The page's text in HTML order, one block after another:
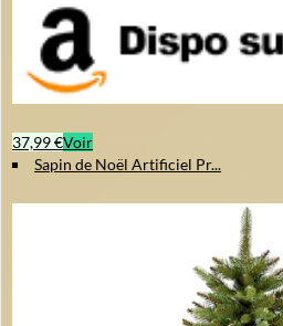
37,99 €Voir
Sapin de Noël Artificiel Pr...